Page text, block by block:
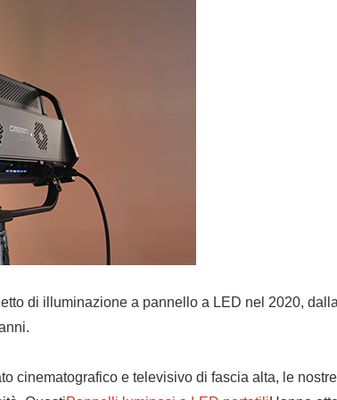
di illuminazione a pannello a LED nel 2020,
cinematografico e televisivo di fascia alta, le